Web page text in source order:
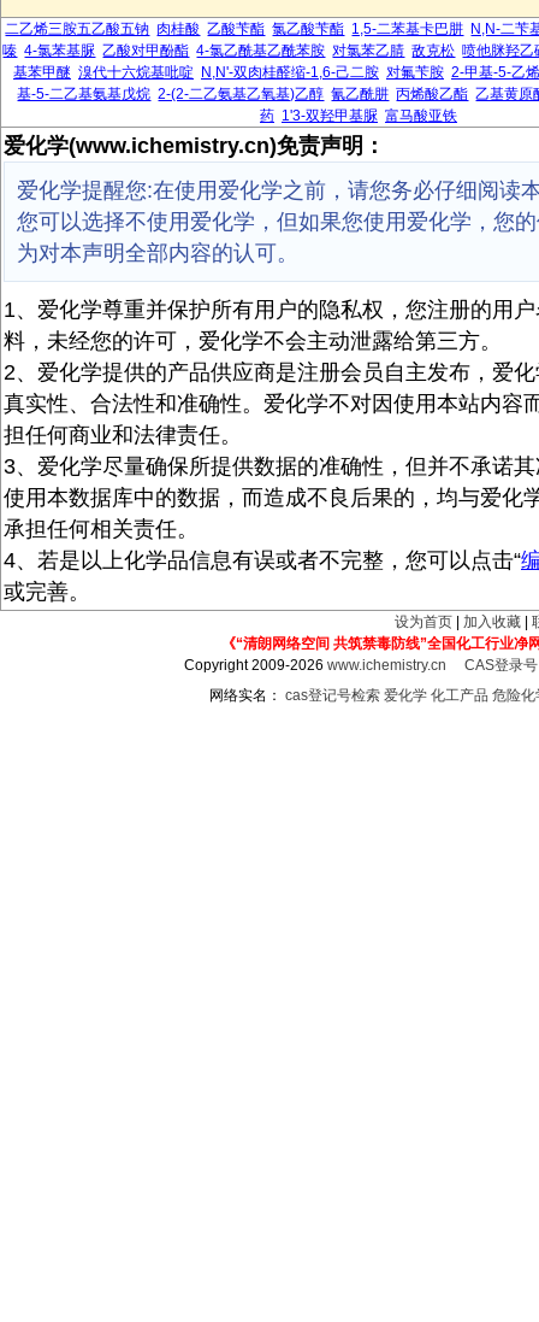
二乙烯三胺五乙酸五钠 肉桂酸 乙酸苄酯 氯乙酸苄酯 1,5-二苯基卡巴肼 N,N-二苄
嗪 4-氯苯基脲 乙酸对甲酚酯 4-氯乙酰基乙酰苯胺 对氯苯乙腈 敌克松 喷他脒羟乙
基苯甲醚 溴代十六烷基吡啶 N,N'-双肉桂醛缩-1,6-己二胺 对氟苄胺 2-甲基-5-乙
基-5-二乙基氨基戊烷 2-(2-二乙氨基乙氧基)乙醇 氰乙酰肼 丙烯酸乙酯 乙基黄原
药 1'3-双羟甲基脲 富马酸亚铁
爱化学(www.ichemistry.cn)免责声明：
爱化学提醒您:在使用爱化学之前，请您务必仔细阅读
您可以选择不使用爱化学，但如果您使用爱化学，您
为对本声明全部内容的认可。
1、爱化学尊重并保护所有用户的隐私权，您注册的用
料，未经您的许可，爱化学不会主动泄露给第三方。
2、爱化学提供的产品供应商是注册会员自主发布，爱
真实性、合法性和准确性。爱化学不对因使用本站内容
担任何商业和法律责任。
3、爱化学尽量确保所提供数据的准确性，但并不承诺
使用本数据库中的数据，而造成不良后果的，均与爱化
承担任何相关责任。
4、若是以上化学品信息有误或者不完整，您可以点击“
或完善。
设为首页 加入收藏
《“清朗网络空间 共筑禁毒防线”全国化工行业净
Copyright 2009-2026www.ichemistry.cn
CAS登录
网络实名： cas登记号检索 爱化学 化工产品 危险化